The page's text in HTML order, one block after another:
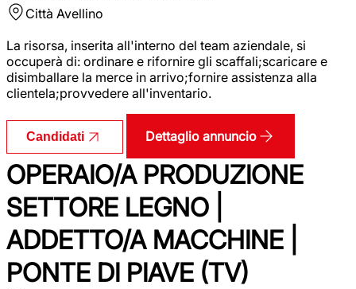
Città Avellino
La risorsa, inserita all'interno del team aziendale, si
occuperà di: ordinare e rifornire gli scaffali;scaricare e
disimballare la merce in arrivo;fornire assistenza alla
clientela;provvedere all'inventario.
Candidati Dettaglio annuncio
OPERAIO/A PRODUZIONE
SETTORE LEGNO |
ADDETTO/A MACCHINE |
PONTE DI PIAVE (TV)